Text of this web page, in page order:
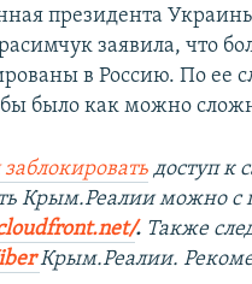
президента
заявила, что
в Россию. По ее
было как можно
доступ к
Крым.Реалии можно
. ​ Также
Крым.Реалии.